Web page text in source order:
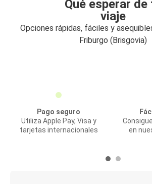
Qué esperar de
viaje
Opciones rápidas, fáciles y
Friburgo (Brisgovia)
Pago seguro
Utiliza Apple Pay, Visa y
tarjetas internacionales
en